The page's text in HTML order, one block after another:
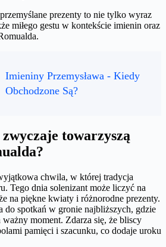
prezenty to nie tylko wyraz
miłego gestu w kontekście imienin oraz
Imieniny Przemysława - Kiedy
Obchodzone Są?
towarzyszą
chwila, w której tradycja
Tego dnia solenizant może liczyć na
na piękne kwiaty i różnorodne prezenty.
do spotkań w gronie najbliższych, gdzie
moment. Zdarza się, że bliscy
pamięci i szacunku, co dodaje uroku